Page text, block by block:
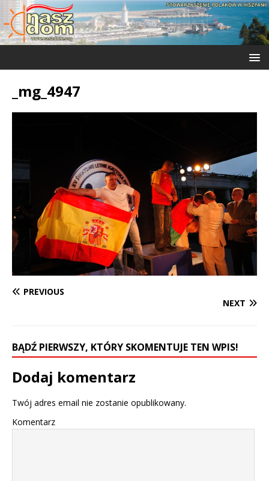
_mg_4947
PREVIOUS
NEXT
BĄDŹ PIERWSZY, KTÓRY SKOMENTUJE TEN WPIS!
Dodaj komentarz
Twój adres email nie zostanie opublikowany.
Komentarz